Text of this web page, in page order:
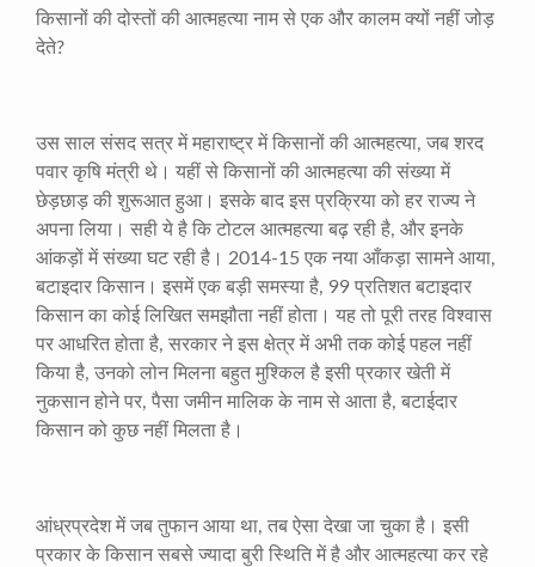
किसानों की दोस्तों की आत्महत्या नाम से एक और कालम क्यों नहीं जोड़
देते?
उस साल संसद सत्र में महाराष्ट्र में किसानों की आत्महत्या, जब शरद
पवार कृषि मंत्री थे। यहीं से किसानों की आत्महत्या की संख्या में
छेड़छाड़ की शुरूआत हुआ। इसके बाद इस प्रक्रिया को हर राज्य ने
अपना लिया। सही ये है कि टोटल आत्महत्या बढ़ रही है, और इनके
आंकड़ों में संख्या घट रही है। 2014-15 एक नया आँकड़ा सामने आया,
बटाइदार किसान। इसमें एक बड़ी समस्या है, 99 प्रतिशत बटाइदार
किसान का कोई लिखित समझौता नहीं होता। यह तो पूरी तरह विश्वास
पर आधरित होता है, सरकार ने इस क्षेत्र में अभी तक कोई पहल नहीं
किया है, उनको लोन मिलना बहुत मुश्किल है इसी प्रकार खेती में
नुकसान होने पर, पैसा जमीन मालिक के नाम से आता है, बटाईदार
किसान को कुछ नहीं मिलता है।
आंध्रप्रदेश में जब तुफान आया था, तब ऐसा देखा जा चुका है। इसी
प्रकार के किसान सबसे ज्यादा बुरी स्थिति में है और आत्महत्या कर रहे